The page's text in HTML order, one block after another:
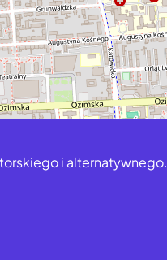
i alternatywnego.